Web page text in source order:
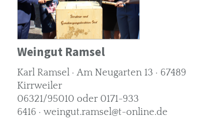
Weingut Ramsel
Karl Ramsel · Am Neugarten 13 · 67489
Kirrweiler
06321/95010 oder 0171-933
6416 · weingut.ramsel@t-online.de